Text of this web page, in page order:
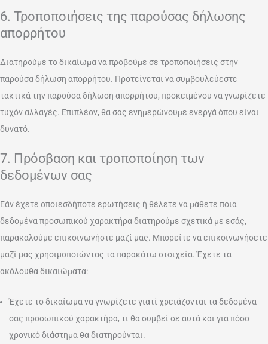
6. Τροποποιήσεις της παρούσας δήλωσης
απορρήτου
Διατηρούμε το δικαίωμα να προβούμε σε τροποποιήσεις στην
παρούσα δήλωση απορρήτου. Προτείνεται να συμβουλεύεστε
τακτικά την παρούσα δήλωση απορρήτου, προκειμένου να γνωρίζετε
τυχόν αλλαγές. Επιπλέον, θα σας ενημερώνουμε ενεργά όπου είναι
δυνατό.
7. Πρόσβαση και τροποποίηση των
δεδομένων σας
Εάν έχετε οποιεσδήποτε ερωτήσεις ή θέλετε να μάθετε ποια
δεδομένα προσωπικού χαρακτήρα διατηρούμε σχετικά με εσάς,
παρακαλούμε επικοινωνήστε μαζί μας. Μπορείτε να επικοινωνήσετε
μαζί μας χρησιμοποιώντας τα παρακάτω στοιχεία. Έχετε τα
ακόλουθα δικαιώματα:
Έχετε το δικαίωμα να γνωρίζετε γιατί χρειάζονται τα δεδομένα
σας προσωπικού χαρακτήρα, τι θα συμβεί σε αυτά και για πόσο
χρονικό διάστημα θα διατηρούνται.